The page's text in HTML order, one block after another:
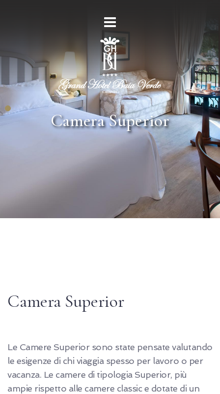
Camera Superior
Camera Superior
Le Camere Superior sono state pensate valutando
le esigenze di chi viaggia spesso per lavoro o per
vacanza. Le camere di tipologia Superior, più
ampie rispetto alle camere classic e dotate di un